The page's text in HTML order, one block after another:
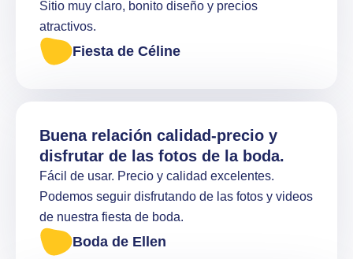
Sitio muy claro, bonito diseño y precios
atractivos.
Fiesta de Céline
Buena relación calidad-precio y
disfrutar de las fotos de la boda.
Fácil de usar. Precio y calidad excelentes.
Podemos seguir disfrutando de las fotos y videos
de nuestra fiesta de boda.
Boda de Ellen